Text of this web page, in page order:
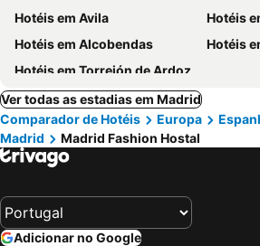
Hotéis em Avila
Hotéis
Hotéis em Alcobendas
Hotéis
Hotéis em Torrejón de Ardoz
Ver todas as estadias em Madrid
Comparador de Hotéis
Europa
Madrid
Madrid Fashion Hostal
Adicionar no Google